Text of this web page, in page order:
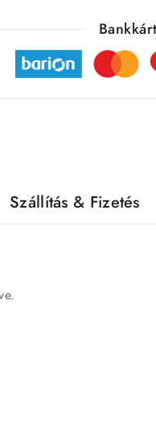
Szállítás & Fizetés